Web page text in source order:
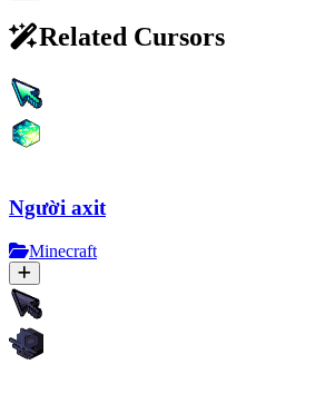
Related Cursors
Người axit
Minecraft